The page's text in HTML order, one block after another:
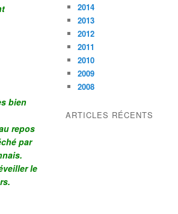
bien
repos
par
le
2014
2013
2012
2011
2010
2009
2008
ARTICLES RÉCENTS